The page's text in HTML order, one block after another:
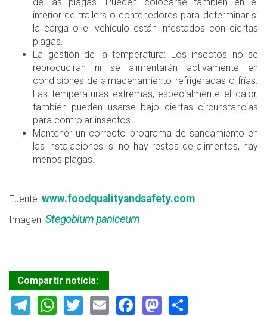
interior de trailers o contenedores para determinar si
la carga o el vehículo están infestados con ciertas
plagas.
La gestión de la temperatura: Los insectos no se
reproducirán ni se alimentarán activamente en
condiciones de almacenamiento refrigeradas o frías.
Las temperaturas extremas, especialmente el calor,
también pueden usarse bajo ciertas circunstancias
para controlar insectos.
Mantener un correcto programa de saneamiento en
las instalaciones: si no hay restos de alimentos, hay
menos plagas.
Fuente: www.foodqualityandsafety.com
Imagen: Stegobium paniceum
Compartir notícia:
Telegram
WhatsApp
TwitterEmailFacebook
Mastodon